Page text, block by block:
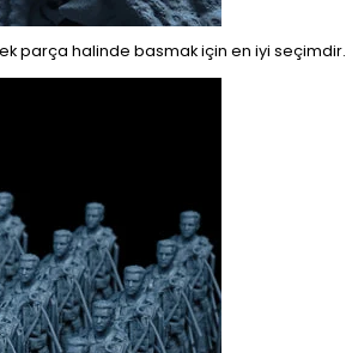
parça halinde basmak için en iyi seçimdir.